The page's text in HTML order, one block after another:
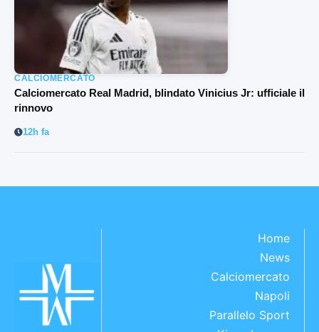
CALCIOMERCATO
Calciomercato Real Madrid, blindato Vinicius Jr: ufficiale il
rinnovo
12h fa
Home
News
Calciomercato
Napoli
Parallelo Sport